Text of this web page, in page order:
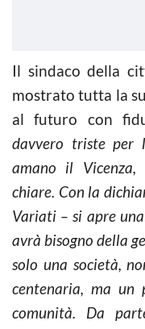
Il sindaco della
mostrato tutta la
al futuro con
davvero triste
amano il
chiare. Con la
Variati – si apre
avrà bisogno della
solo una società,
centenaria, ma un
comunità. Da